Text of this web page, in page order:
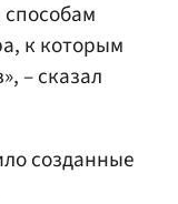
к которым
– сказал
созданные